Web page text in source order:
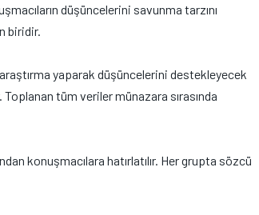
düşüncelerini savunma tarzını
biridir.
yaparak düşüncelerini destekleyecek
tüm veriler münazara sırasında
konuşmacılara hatırlatılır. Her grupta sözcü